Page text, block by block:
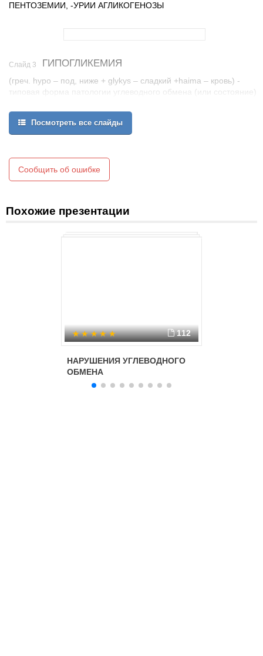
ПЕНТОЗЕМИИ, -УРИИ АГЛИКОГЕНОЗЫ
Слайд 3 ГИПОГЛИКЕМИЯ
(греч. hypo – под, ниже + glykys – сладкий +haima – кровь) -
типовая форма патологии углеводного обмена (или состояние),
крови натощак ниже нормы (менее 65 мг% или 3,58 ммоль/л).
Посмотреть все слайды
Сообщить об ошибке
Похожие презентации
112
НАРУШЕНИЯ УГЛЕВОДНОГО
ОБМЕНА